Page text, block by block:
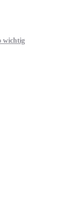
wichtig